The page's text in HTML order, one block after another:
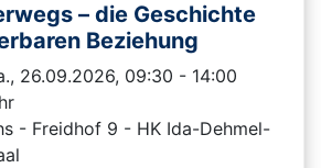
– die Geschichte
Beziehung
26.09.2026, 09:30 - 14:00
- Freidhof 9 - HK Ida-Dehmel-